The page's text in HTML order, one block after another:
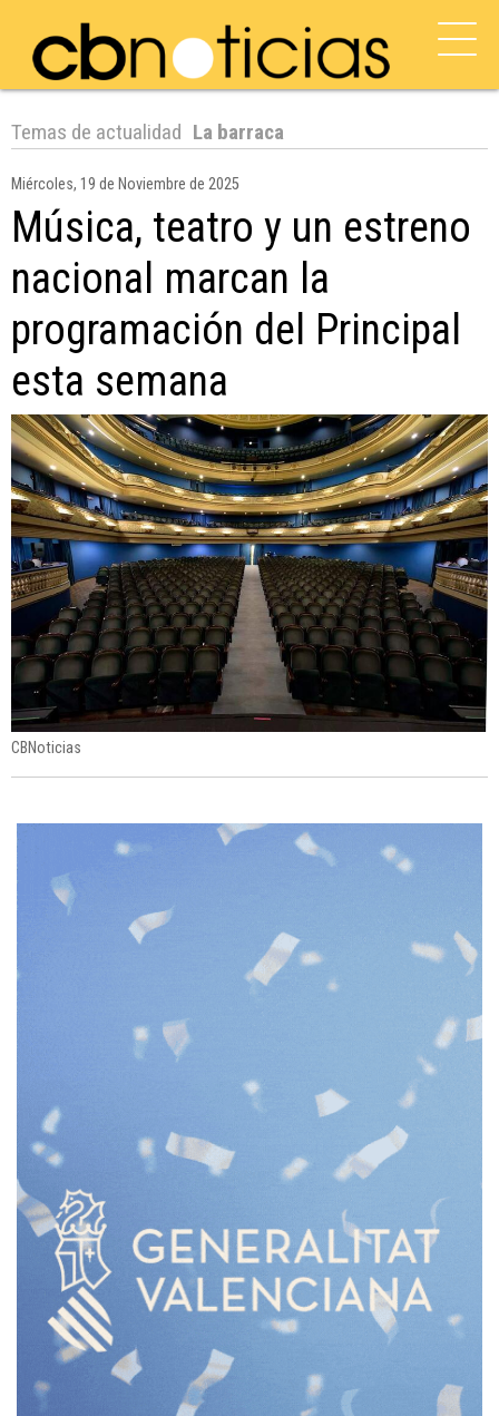
Temas de actualidad La barraca
Miércoles, 19 de Noviembre de 2025
Música, teatro y un estreno
nacional marcan la
programación del Principal
esta semana
CBNoticias